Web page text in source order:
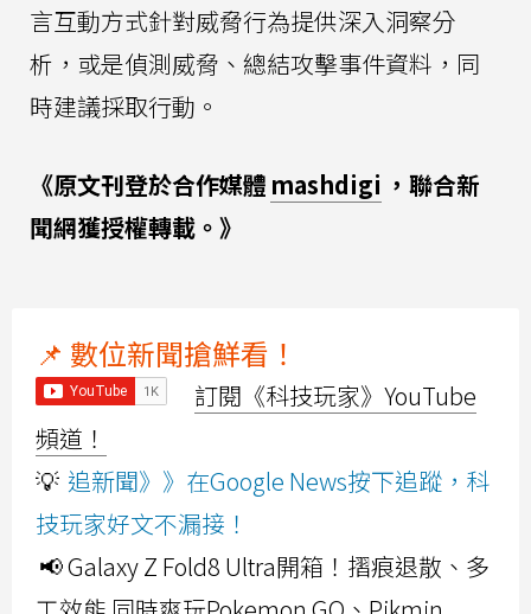
言互動方式針對威脅行為提供深入洞察分
析，或是偵測威脅、總結攻擊事件資料，同
時建議採取行動。
《原文刊登於合作媒體 mashdigi ，聯合新
聞網獲授權轉載。》
📌 數位新聞搶鮮看！
訂閱《科技玩家》YouTube
頻道！
💡 追新聞》》在Google News按下追蹤，科
技玩家好文不漏接！
📢 Galaxy Z Fold8 Ultra開箱！摺痕退散、多